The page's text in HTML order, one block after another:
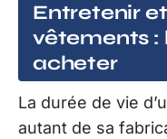
Entretenir
vêtements :
acheter
La durée de vie
autant de sa